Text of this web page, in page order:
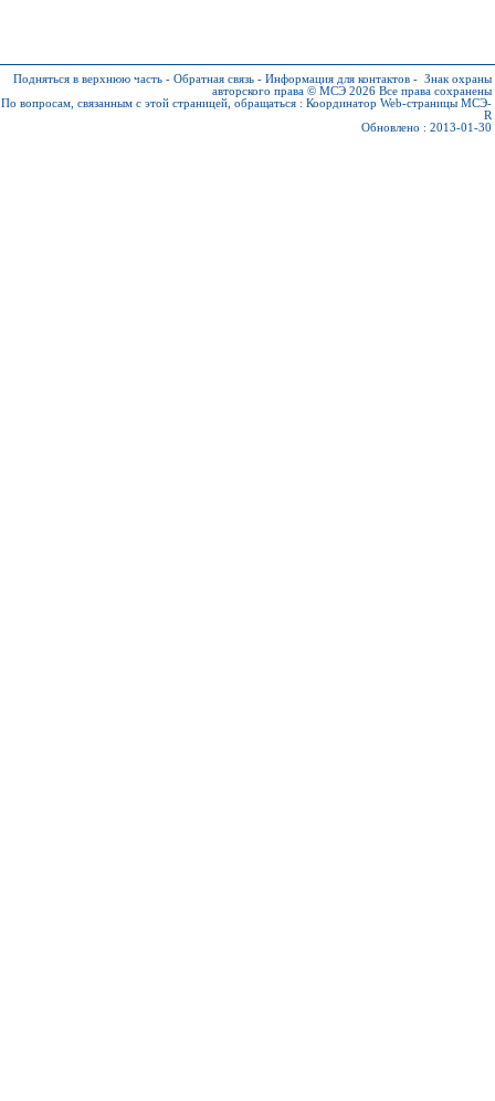
Подняться в верхнюю часть - Обратная связь - Информация для контактов - Знак охраны
авторского права © МСЭ 2026 Все права сохранены
По вопросам, связанным с этой страницей, обращаться : Координатор Web-страницы МСЭ-
R
Обновлено : 2013-01-30